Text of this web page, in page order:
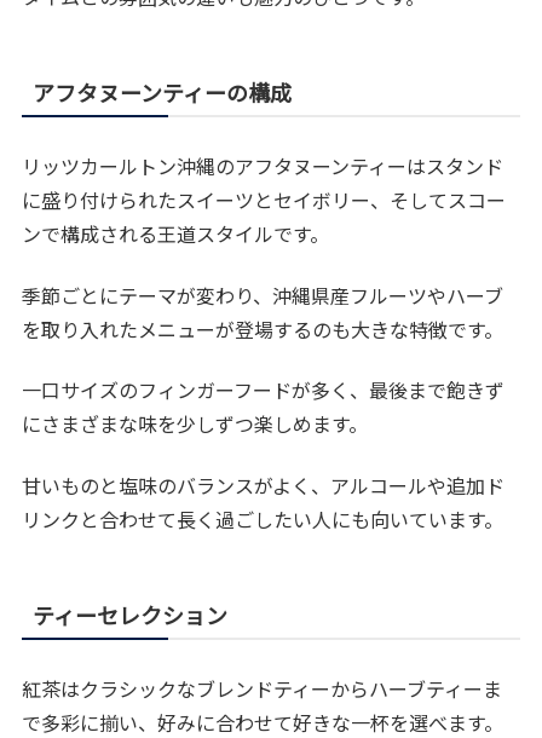
アフタヌーンティーの構成
リッツカールトン沖縄のアフタヌーンティーはスタンド
に盛り付けられたスイーツとセイボリー、そしてスコー
ンで構成される王道スタイルです。
季節ごとにテーマが変わり、沖縄県産フルーツやハーブ
を取り入れたメニューが登場するのも大きな特徴です。
一口サイズのフィンガーフードが多く、最後まで飽きず
にさまざまな味を少しずつ楽しめます。
甘いものと塩味のバランスがよく、アルコールや追加ド
リンクと合わせて長く過ごしたい人にも向いています。
ティーセレクション
紅茶はクラシックなブレンドティーからハーブティーま
で多彩に揃い、好みに合わせて好きな一杯を選べます。